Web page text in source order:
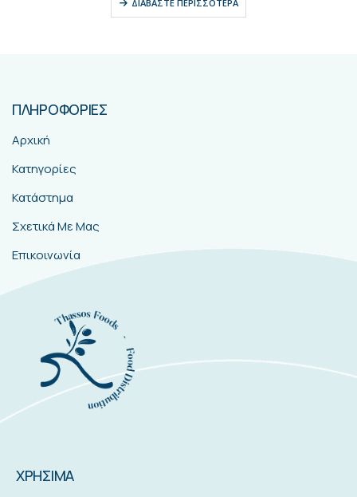
ΔΙΑΒΆΣΤΕ ΠΕΡΙΣΣΌΤΕΡΑ
ΠΛΗΡΟΦΟΡΙΕΣ
Αρχική
Κατηγορίες
Κατάστημα
Σχετικά Με Μας
Επικοινωνία
ΧΡΗΣΙΜΑ